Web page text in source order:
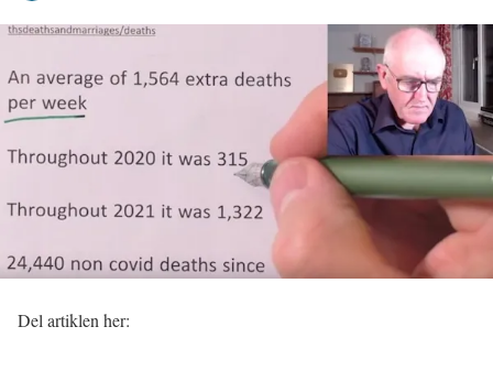
Del artiklen her: